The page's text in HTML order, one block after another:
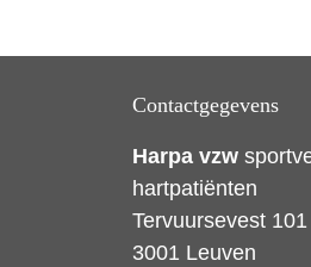
Contactgegevens
Harpa vzw
hartpatiënten
Tervuursevest
3001 Leuven